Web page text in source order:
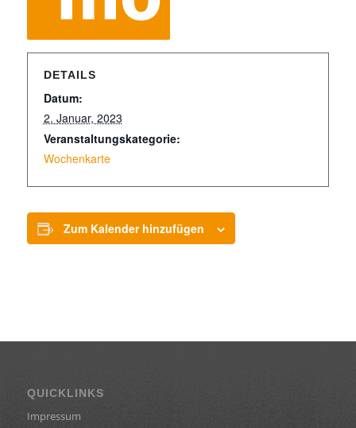
DETAILS
Datum:
2. Januar, 2023
Veranstaltungskategorie:
Wochenkarte
Zum Kalender hinzufügen
QUICKLINKS
Impressum